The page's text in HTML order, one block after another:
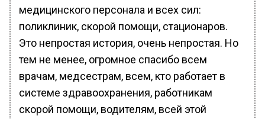
медицинского персонала и всех сил:
поликлиник, скорой помощи, стационаров.
Это непростая история, очень непростая. Но
тем не менее, огромное спасибо всем
врачам, медсестрам, всем, кто работает в
системе здравоохранения, работникам
скорой помощи, водителям, всей этой